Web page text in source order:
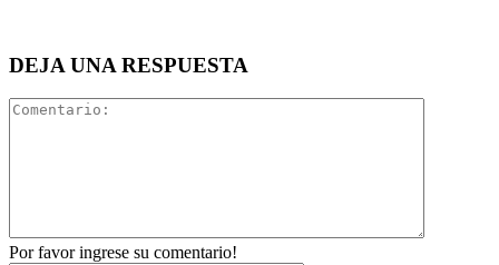
DEJA UNA RESPUESTA
Por favor ingrese su comentario!